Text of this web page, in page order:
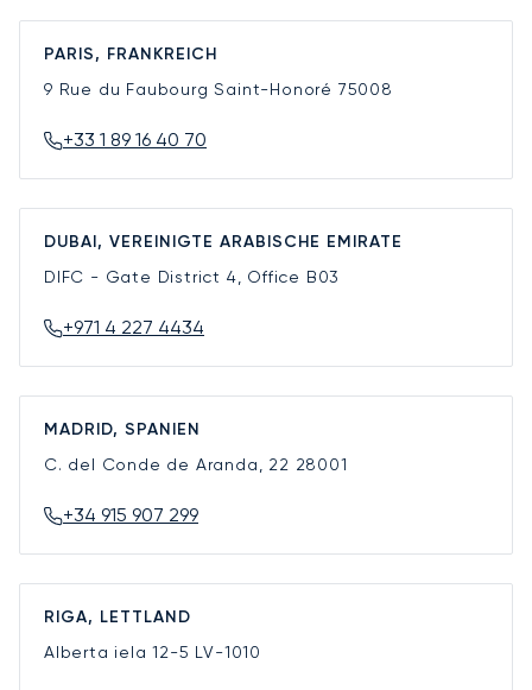
PARIS, FRANKREICH
9 Rue du Faubourg Saint-Honoré 75008
+33 1 89 16 40 70
DUBAI, VEREINIGTE ARABISCHE EMIRATE
DIFC - Gate District 4, Office B03
+971 4 227 4434
MADRID, SPANIEN
C. del Conde de Aranda, 22 28001
+34 915 907 299
RIGA, LETTLAND
Alberta iela 12-5 LV-1010